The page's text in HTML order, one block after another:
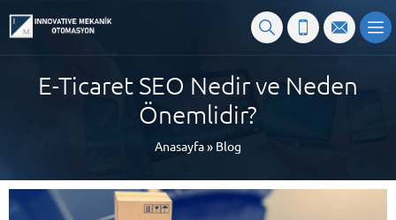
E-Ticaret SEO Nedir ve Neden
Önemlidir?
Anasayfa» Blog